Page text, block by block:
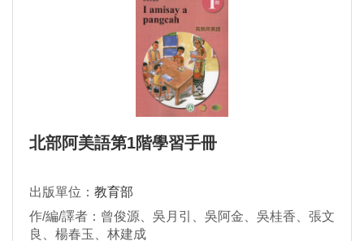
北部阿美語第1階學習手冊
出版單位： 教育部
作/編/譯者：曾俊源、吳月引、吳阿金、吳桂香、張文
良、楊春玉、林建成